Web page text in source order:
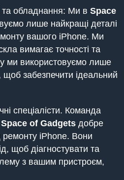
та обладнання: Ми в Space
лише найкращі деталі
вашого iPhone. Ми
вимагає точності та
ми використовуємо лише
щоб забезпечити ідеальний
спеціалісти. Команда
Space of Gadgets добре
ремонту iPhone. Вони
щоб діагностувати та
з вашим пристроєм,